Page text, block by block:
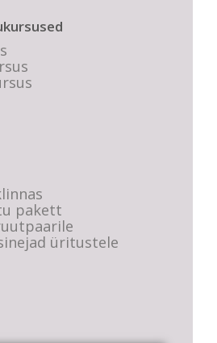
pakett
üritustele